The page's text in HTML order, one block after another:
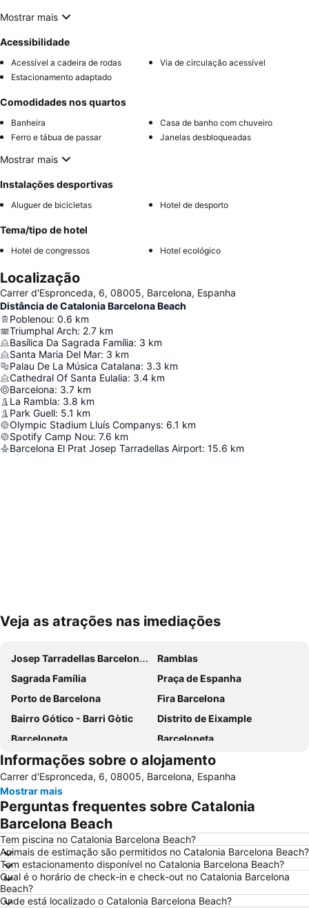
Mostrar mais
Acessibilidade
Acessível a cadeira de rodas
Via de circulação acessível
Estacionamento adaptado
Comodidades nos quartos
Banheira
Casa de banho com chuveiro
Ferro e tábua de passar
Janelas desbloqueadas
Mostrar mais
Instalações desportivas
Aluguer de bicicletas Hotel de desporto
Tema/tipo de hotel
Hotel de congressos Hotel ecológico
Localização
Carrer d'Espronceda, 6, 08005, Barcelona, Espanha
Distância de Catalonia Barcelona Beach
Poblenou: 0.6 km
Triumphal Arch: 2.7 km
Basílica Da Sagrada Família: 3 km
Santa Maria Del Mar: 3 km
Palau De La Música Catalana: 3.3 km
Cathedral Of Santa Eulalia: 3.4 km
Barcelona: 3.7 km
La Rambla: 3.8 km
Park Guell: 5.1 km
Olympic Stadium Lluís Companys: 6.1 km
Spotify Camp Nou: 7.6 km
Barcelona El Prat Josep Tarradellas Airport: 15.6 km
Ampliar mapa
Veja as atrações nas imediações
Josep Tarradellas Barcelona–El Prat Airport
Ramblas
Sagrada Família
Praça de Espanha
Porto de Barcelona
Fira Barcelona
Bairro Gótico - Barri Gòtic
Distrito de Eixample
Barceloneta
Barceloneta
Estádio Olímpico de Montjuïc
Camp Nou
Estació de Sants
Palácio Sant Jordi
Praça Catalunha
Sagrada Família Metro Station
La Dreta de l'Eixample
Metrô de Barcelona
Plaza Catalunya
Aeroport T1 Metro Station
Ciutat Vella
Catedral Basílica de Barcelona
Estació de Plaça Catalunya
Gràcia
Passeio de Gràcia
Informações sobre o alojamento
Carrer d'Espronceda, 6, 08005, Barcelona, Espanha
Mostrar mais
Perguntas frequentes sobre Catalonia
Barcelona Beach
Tem piscina no Catalonia Barcelona Beach?
Animais de estimação são permitidos no Catalonia Barcelona Beach?
Tem estacionamento disponível no Catalonia Barcelona Beach?
Qual é o horário de check-in e check-out no Catalonia Barcelona
Beach?
Onde está localizado o Catalonia Barcelona Beach?